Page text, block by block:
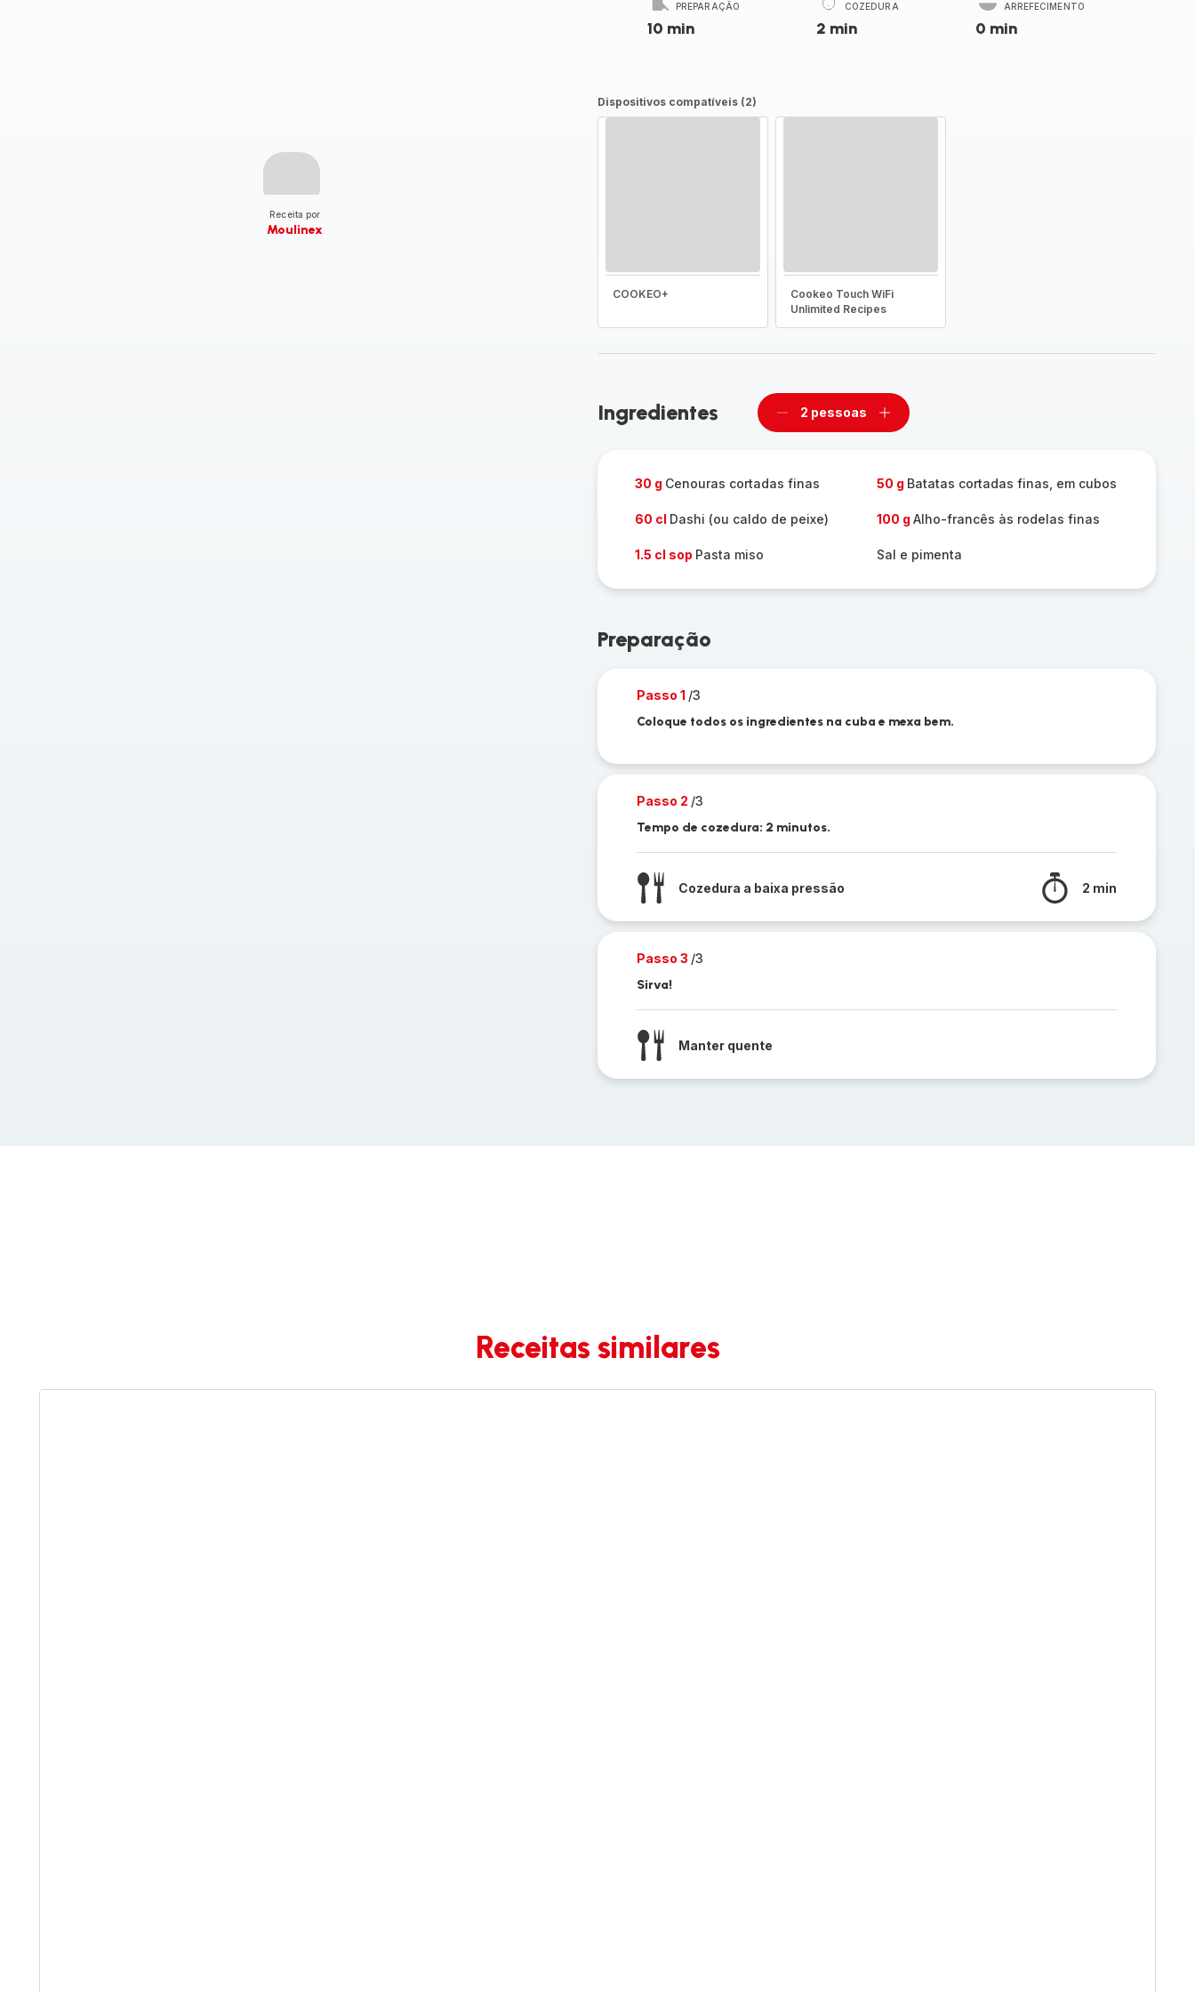
Receita por
Moulinex
PREPARAÇÃO
10 min
COZEDURA
2 min
ARREFECIMENTO
0 min
Dispositivos compatíveis (2)
COOKEO+
Cookeo Touch WiFi
Unlimited Recipes
Ingredientes
Remover
2 pessoas
Adicionar
30 g Cenouras cortadas finas 50 g Batatas cortadas finas, em cubos
60 cl Dashi (ou caldo de peixe) 100 g Alho-francês às rodelas finas
1.5 cl sop Pasta miso Sal e pimenta
Preparação
Passo 1 /3
Coloque todos os ingredientes na cuba e mexa bem.
Passo 2 /3
Tempo de cozedura: 2 minutos.
Cozedura a baixa pressão 2 min
Passo 3 /3
Sirva!
Manter quente
Receitas similares